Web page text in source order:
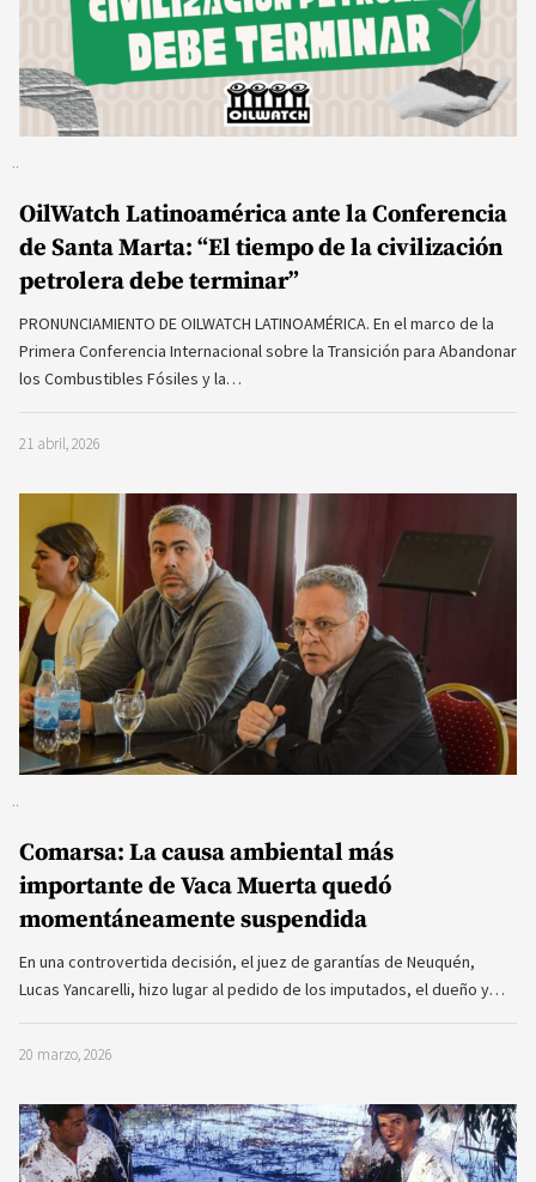
OilWatch Latinoamérica ante la Conferencia
de Santa Marta: “El tiempo de la civilización
petrolera debe terminar”
PRONUNCIAMIENTO DE OILWATCH LATINOAMÉRICA. En el marco de la
Primera Conferencia Internacional sobre la Transición para Abandonar
los Combustibles Fósiles y la…
21 abril, 2026
Comarsa: La causa ambiental más
importante de Vaca Muerta quedó
momentáneamente suspendida
En una controvertida decisión, el juez de garantías de Neuquén,
Lucas Yancarelli, hizo lugar al pedido de los imputados, el dueño y…
20 marzo, 2026